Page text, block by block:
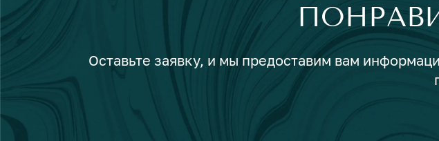
Оставьте заявку, и мы предоставим вам